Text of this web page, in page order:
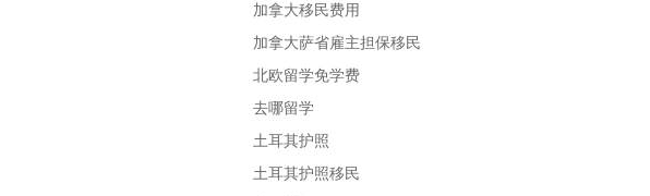
加拿大移民费用
加拿大萨省雇主担保移民
北欧留学免学费
去哪留学
土耳其护照
土耳其护照移民